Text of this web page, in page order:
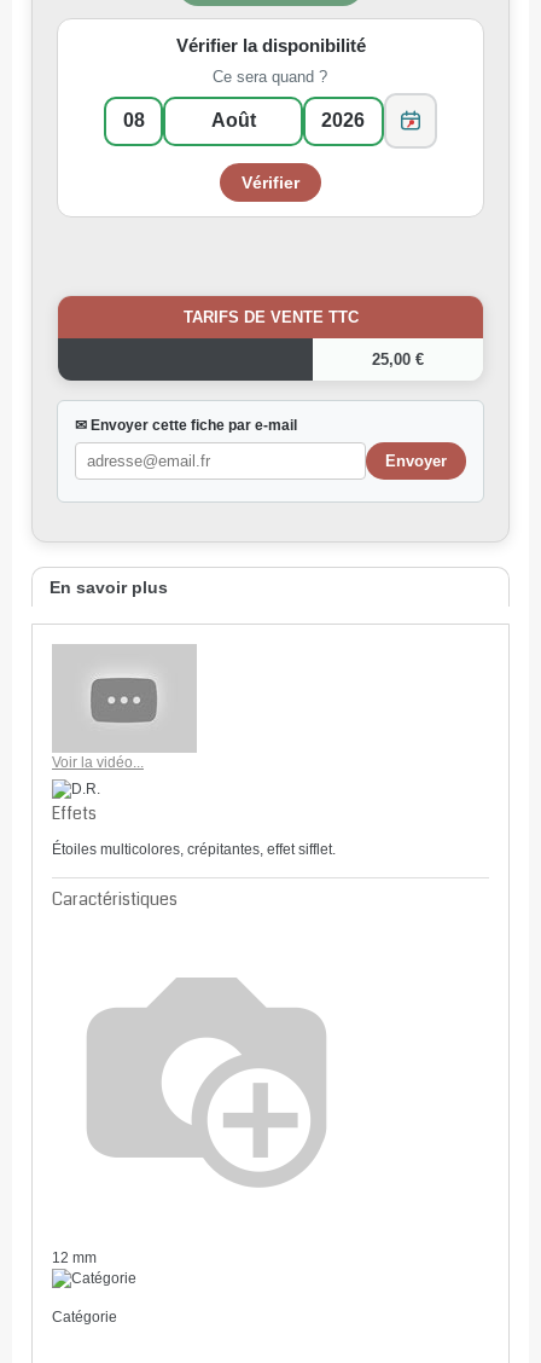
Vérifier la disponibilité
Ce sera quand ?
TARIFS DE VENTE TTC
25,00 €
✉ Envoyer cette fiche par e-mail
En savoir plus
Voir la vidéo...
Effets
Étoiles multicolores, crépitantes, effet sifflet.
Caractéristiques
12 mm
Catégorie